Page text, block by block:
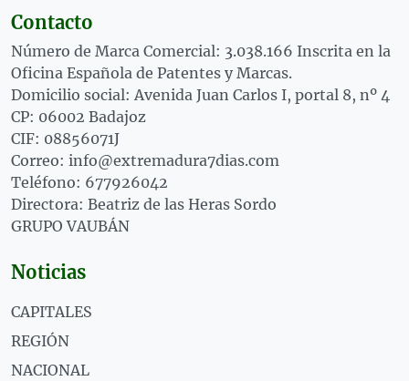
Contacto
Número de Marca Comercial: 3.038.166 Inscrita en la
Oficina Española de Patentes y Marcas.
Domicilio social: Avenida Juan Carlos I, portal 8, nº 4
CP: 06002 Badajoz
CIF: 08856071J
Correo: info@extremadura7dias.com
Teléfono: 677926042
Directora: Beatriz de las Heras Sordo
GRUPO VAUBÁN
Noticias
CAPITALES
REGIÓN
NACIONAL